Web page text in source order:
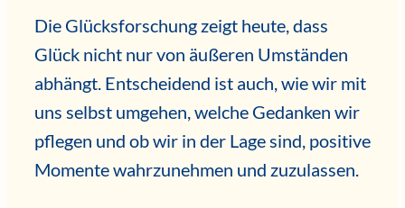
Die Glücksforschung zeigt heute, dass
Glück nicht nur von äußeren Umständen
abhängt. Entscheidend ist auch, wie wir mit
uns selbst umgehen, welche Gedanken wir
pflegen und ob wir in der Lage sind, positive
Momente wahrzunehmen und zuzulassen.